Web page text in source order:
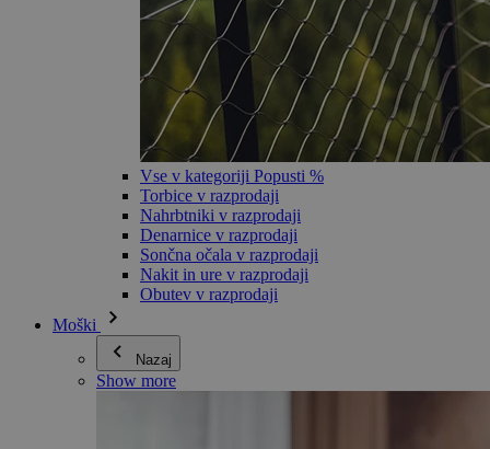
Vse v kategoriji Popusti %
Torbice v razprodaji
Nahrbtniki v razprodaji
Denarnice v razprodaji
Sončna očala v razprodaji
Nakit in ure v razprodaji
Obutev v razprodaji
Moški
Nazaj
Show more